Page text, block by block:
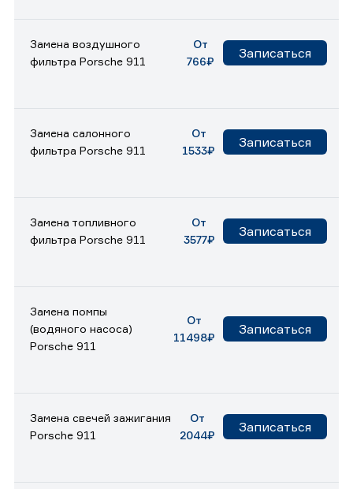
Замена воздушного
фильтра Porsche 911
От
766₽
Записаться
Замена салонного
фильтра Porsche 911
От
1533₽
Записаться
Замена топливного
фильтра Porsche 911
От
3577₽
Записаться
Замена помпы
(водяного насоса)
Porsche 911
От
11498₽
Записаться
Замена свечей зажигания
Porsche 911
От
2044₽
Записаться